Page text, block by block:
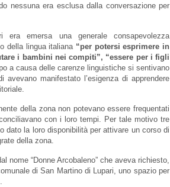
nessuna era esclusa dalla conversazione per
emersa una generale consapevolezza
della lingua italiana “per potersi esprimere in
i bambini nei compiti”, “essere per i figli
a causa delle carenze linguistiche si sentivano
manifestato l’esigenza di apprendere
della zona non potevano essere frequentati
con i loro tempi. Per tale motivo tre
dato la loro disponibilità per attivare un corso di
della zona.
nome “Donne Arcobaleno” che aveva richiesto,
di San Martino di Lupari, uno spazio per